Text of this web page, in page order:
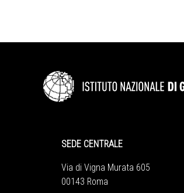
SEDE CENTRALE
Via di Vigna Murata 605
00143 Roma